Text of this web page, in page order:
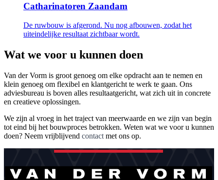
Catharinatoren Zaandam
De ruwbouw is afgerond. Nu nog afbouwen, zodat het
uiteindelijke resultaat zichtbaar wordt.
Wat we voor u kunnen doen
Van der Vorm is groot genoeg om elke opdracht aan te nemen en
klein genoeg om flexibel en klantgericht te werk te gaan. Ons
adviesbureau is boven alles resultaatgericht, wat zich uit in concrete
en creatieve oplossingen.
We zijn al vroeg in het traject van meerwaarde en we zijn van begin
tot eind bij het bouwproces betrokken. Weten wat we voor u kunnen
doen? Neem vrijblijvend contact met ons op.